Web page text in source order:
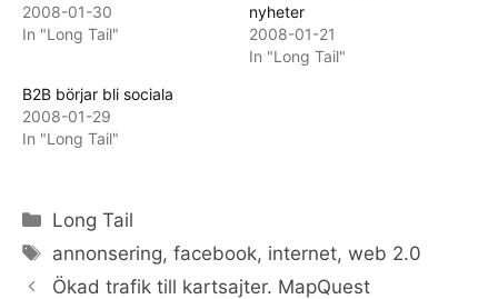
2008-01-30
In "Long Tail"
nyheter
2008-01-21
In "Long Tail"
B2B börjar bli sociala
2008-01-29
In "Long Tail"
Categories
Long Tail
Tags
annonsering,facebook, internet,web 2.0
Ökad trafik till kartsajter. MapQuest